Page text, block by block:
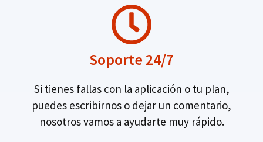
Soporte 24/7
Si tienes fallas con la aplicación o tu plan,
puedes escribirnos o dejar un comentario,
nosotros vamos a ayudarte muy rápido.